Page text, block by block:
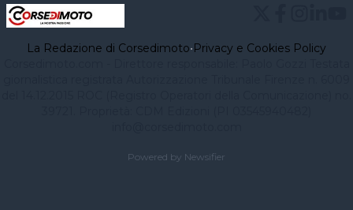
La Redazione di Corsedimoto• Privacy e Cookies Policy
Powered by Newsifier